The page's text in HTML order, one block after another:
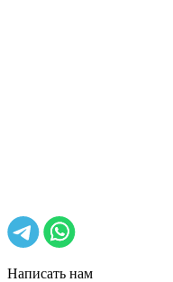
Написать нам